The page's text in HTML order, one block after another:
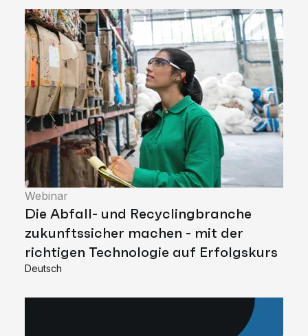
Webinar
Die Abfall- und Recyclingbranche
zukunftssicher machen - mit der
richtigen Technologie auf Erfolgskurs
Deutsch